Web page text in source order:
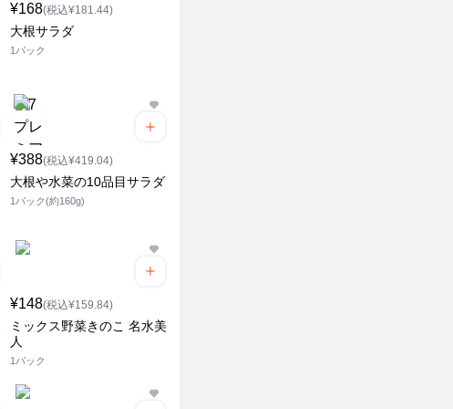
¥168(税込¥181.44)
大根サラダ
1パック
¥388(税込¥419.04)
大根や水菜の10品目サラダ
1パック(約160g)
¥148(税込¥159.84)
ミックス野菜きのこ 名水美
人
1パック